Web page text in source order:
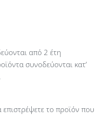
connector
± 6kV
to 50°C
95% noncondensing
από 2 έτη
συνοδεύονται κατ’
το προϊόν που